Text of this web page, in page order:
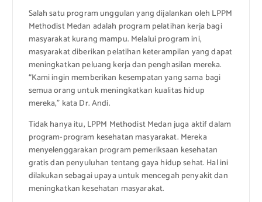
Salah satu program unggulan yang dijalankan oleh LPPM
Methodist Medan adalah program pelatihan kerja bagi
masyarakat kurang mampu. Melalui program ini,
masyarakat diberikan pelatihan keterampilan yang dapat
meningkatkan peluang kerja dan penghasilan mereka.
“Kami ingin memberikan kesempatan yang sama bagi
semua orang untuk meningkatkan kualitas hidup
mereka,” kata Dr. Andi.
Tidak hanya itu, LPPM Methodist Medan juga aktif dalam
program-program kesehatan masyarakat. Mereka
menyelenggarakan program pemeriksaan kesehatan
gratis dan penyuluhan tentang gaya hidup sehat. Hal ini
dilakukan sebagai upaya untuk mencegah penyakit dan
meningkatkan kesehatan masyarakat.